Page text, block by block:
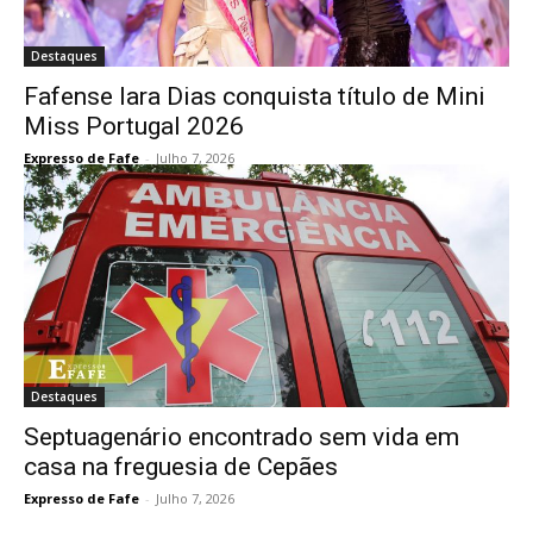
Destaques
Fafense Iara Dias conquista título de Mini
Miss Portugal 2026
Expresso de Fafe - Julho 7, 2026
Destaques
Septuagenário encontrado sem vida em
casa na freguesia de Cepães
Expresso de Fafe - Julho 7, 2026